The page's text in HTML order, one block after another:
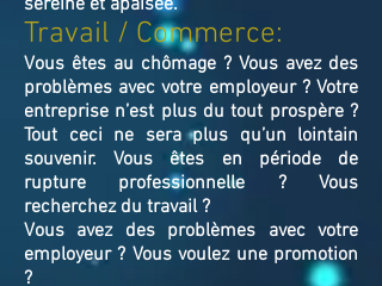
sereine et apaisée.
Travail / Commerce:
Vous êtes au chômage ? Vous avez des
problèmes avec votre employeur ? Votre
entreprise n’est plus du tout prospère ?
Tout ceci ne sera plus qu’un lointain
souvenir. Vous êtes en période de
rupture professionnelle ? Vous
recherchez du travail ?
Vous avez des problèmes avec votre
employeur ? Vous voulez une promotion
?